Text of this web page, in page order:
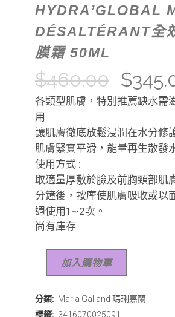
HYDRA’GLOBAL
DÉSALTÉRANT全
膜霜 50ML
$460.00 $
各類型肌膚，特別推薦缺水需
用
讓肌膚徹底放鬆浸潤在水分修
肌膚緊實平滑，能量再生散發
使用方式 :
取適量厚敷於臉及前胸頸部肌
分鐘後，按摩使肌膚吸收或以
週使用1~2次。
尚有庫存
加入購物車
分類: Maria Galland 瑪琍嘉蘭
標籤: 3416070025091